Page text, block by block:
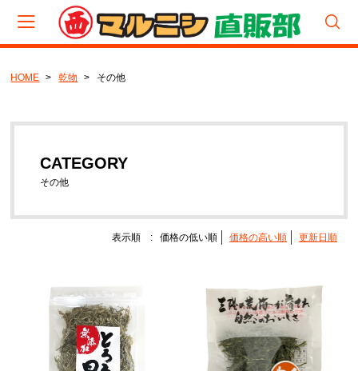
CATEGORY
食べくらべパック
生（塩蔵品）
宮城わかめ
岩手わかめ
HOME 乾物 その他
CATEGORY
その他
表示順 : 価格の低い順 価格の高い順 更新日順